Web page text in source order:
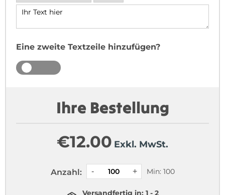
Eine zweite Textzeile hinzufügen?
Ihre Bestellung
€12.00 Exkl. MwSt.
Anzahl: Min: 100
Versandfertig in: 1 - 2